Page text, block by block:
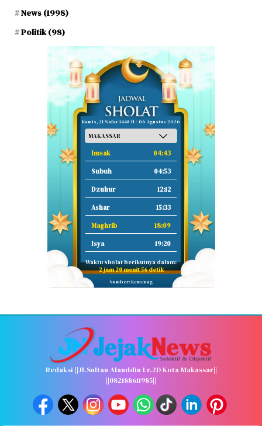
News (1998)
Politik(98)
Kamis, 21 Safar 1448 H / 06 Agustus 2026
Imsak 04:43
Subuh 04:53
Dzuhur 12:12
Ashar 15:33
Maghrib 18:09
Isya 19:20
Waktu sholat berikutnya dalam:
2 jam 20 menit 55 detik
Sumber: Kemenag
Redaksi ||Jl.Sultan Alauddin Lr.2D Kota Makassar||
||082188611985||